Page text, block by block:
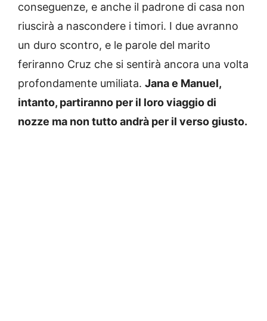
conseguenze, e anche il padrone di casa non
riuscirà a nascondere i timori. I due avranno
un duro scontro, e le parole del marito
feriranno Cruz che si sentirà ancora una volta
profondamente umiliata. Jana e Manuel,
intanto, partiranno per il loro viaggio di
nozze ma non tutto andrà per il verso giusto.